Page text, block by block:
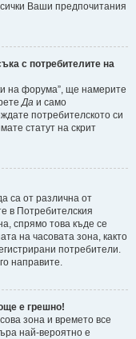
Ваши предпочитания
с потребителите на
на форума”, ще намерите
Да и само
потребителското си
статут на скрит
са от различна от
в Потребителския
спрямо това къде се
на часовата зона, както
потребители.
направите.
е грешно!
зона и времето все
най-вероятно е